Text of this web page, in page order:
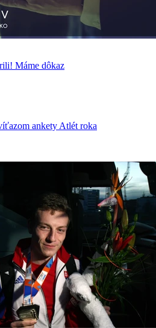
Máme dôkaz
ankety Atlét roka